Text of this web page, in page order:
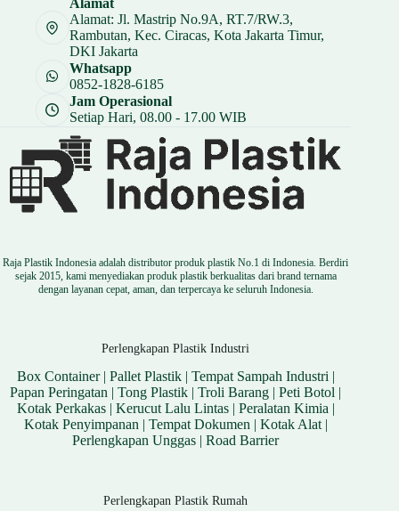
Rp 317.250.
Alamat
Alamat: Jl. Mastrip No.9A, RT.7/RW.3,
Rambutan, Kec. Ciracas, Kota Jakarta Timur,
DKI Jakarta
Whatsapp
0852-1828-6185
Jam Operasional
Setiap Hari, 08.00 - 17.00 WIB
Raja Plastik Indonesia adalah distributor produk plastik No.1 di Indonesia. Berdiri
sejak 2015, kami menyediakan produk plastik berkualitas dari brand ternama
dengan layanan cepat, aman, dan terpercaya ke seluruh Indonesia.
Perlengkapan Plastik Industri
Box Container| Pallet Plastik| Tempat Sampah Industri |
Papan Peringatan |Tong Plastik |Troli Barang |Peti Botol |
Kotak Perkakas| Kerucut Lalu Lintas| Peralatan Kimia |
Kotak Penyimpanan | Tempat Dokumen | Kotak Alat|
Perlengkapan Unggas |Road Barrier
Perlengkapan Plastik Rumah